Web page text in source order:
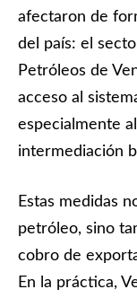
afectaron de
del país: el
Petróleos de
acceso al
especialmente
intermediación
Estas medidas
petróleo, sino
cobro de
En la práctica,